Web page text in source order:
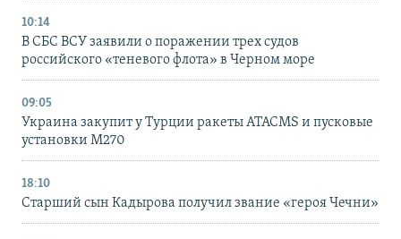
10:14
В СБС ВСУ заявили о поражении трех судов
российского «теневого флота» в Черном море
09:05
Украина закупит у Турции ракеты ATACMS и пусковые
установки M270
18:10
Старший сын Кадырова получил звание «героя Чечни»